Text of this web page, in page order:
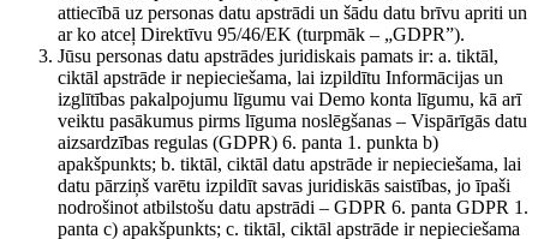
attiecībā uz personas datu apstrādi un šādu datu brīvu apriti un
ar ko atceļ Direktīvu 95/46/EK (turpmāk – „GDPR”).
Jūsu personas datu apstrādes juridiskais pamats ir: a. tiktāl,
ciktāl apstrāde ir nepieciešama, lai izpildītu Informācijas un
izglītības pakalpojumu līgumu vai Demo konta līgumu, kā arī
veiktu pasākumus pirms līguma noslēgšanas – Vispārīgās datu
aizsardzības regulas (GDPR) 6. panta 1. punkta b)
apakšpunkts; b. tiktāl, ciktāl datu apstrāde ir nepieciešama, lai
datu pārziņš varētu izpildīt savas juridiskās saistības, jo īpaši
nodrošinot atbilstošu datu apstrādi – GDPR 6. panta GDPR 1.
panta c) apakšpunkts; c. tiktāl, ciktāl apstrāde ir nepieciešama